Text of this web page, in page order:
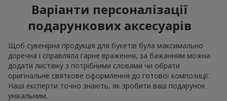
Варіанти персоналізації
подарункових аксесуарів
Щоб сувенірна продукція для букетів була максимально
доречна і справляла гарне враження, за бажанням можна
додати листівку з потрібними словами чи обрати
оригінальне святкове оформлення до готової композиції.
Наші експерти точно знають, як зробити ваш подарунок
унікальним.